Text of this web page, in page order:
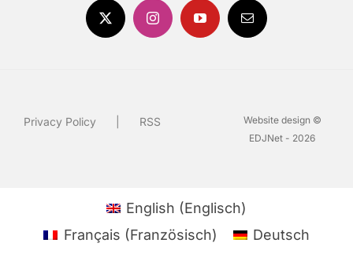
Privacy Policy RSS
Website design ©
EDJNet - 2026
English (Englisch)
Français (Französisch)
Deutsch